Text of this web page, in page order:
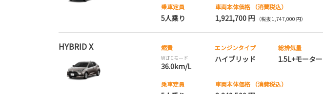
乗車定員
5人乗り
車両本体価格 （消費税込）
1,921,700 円 （税抜 1,747,000 円）
HYBRID X 燃費
WLTCモード
36.0km/L
エンジンタイプ
ハイブリッド
総排気量
1.5L+モーター
乗車定員 車両本体価格 （消費税込）